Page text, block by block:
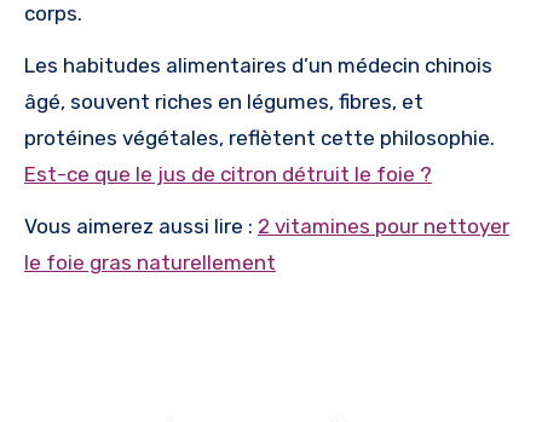
corps.
Les habitudes alimentaires d’un médecin chinois
âgé, souvent riches en légumes, fibres, et
protéines végétales, reflètent cette philosophie.
Est-ce que le jus de citron détruit le foie ?
Vous aimerez aussi lire : 2 vitamines pour nettoyer
le foie gras naturellement